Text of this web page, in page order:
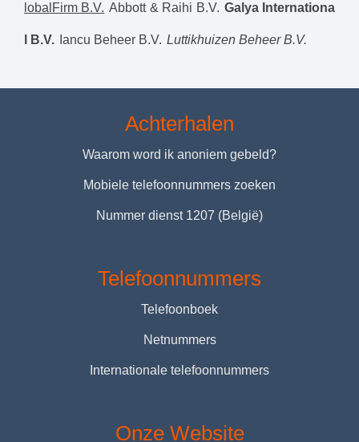
lobalFirm B.V. Abbott & Raihi B.V. Galya Internationa
l B.V. Iancu Beheer B.V. Luttikhuizen Beheer B.V.
Achterhalen
Waarom word ik anoniem gebeld?
Mobiele telefoonnummers zoeken
Nummer dienst 1207 (België)
Telefoonnummers
Telefoonboek
Netnummers
Internationale telefoonnummers
Onze Website